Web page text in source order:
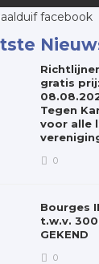
gratis
Tegen
voor alle
0
Bourges
t.w.v.
GEKEND
0